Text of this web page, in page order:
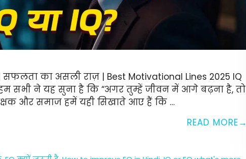
| सफलता का असली राज़ | Best Motivational Lines 2025 IQ
सभी ने यह सुना है कि “अगर तुम्हें जीवन में आगे बढ़ना है, तो
और समाज हमें यही सिखाते आए हैं कि …
READ MORE